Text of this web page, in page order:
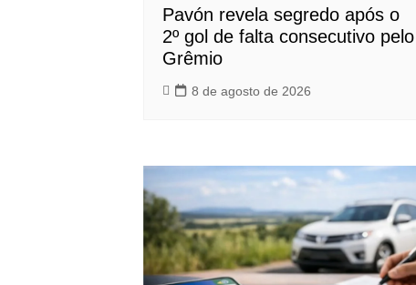
Pavón revela segredo após o
2º gol de falta consecutivo pelo
Grêmio
8 de agosto de 2026